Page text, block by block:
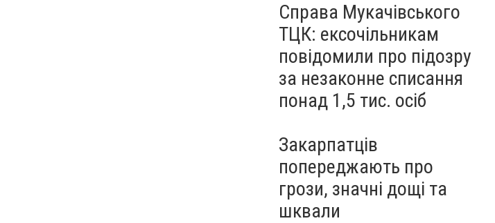
Справа Мукачівського
ТЦК: ексочільникам
повідомили про підозру
за незаконне списання
понад 1,5 тис. осіб
Закарпатців
попереджають про
грози, значні дощі та
шквали